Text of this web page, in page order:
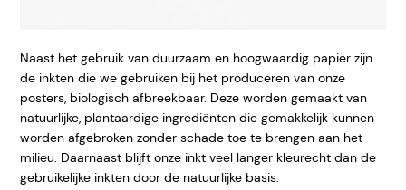
Naast het gebruik van duurzaam en hoogwaardig papier zijn
de inkten die we gebruiken bij het produceren van onze
posters, biologisch afbreekbaar. Deze worden gemaakt van
natuurlijke, plantaardige ingrediënten die gemakkelijk kunnen
worden afgebroken zonder schade toe te brengen aan het
milieu. Daarnaast blijft onze inkt veel langer kleurecht dan de
gebruikelijke inkten door de natuurlijke basis.